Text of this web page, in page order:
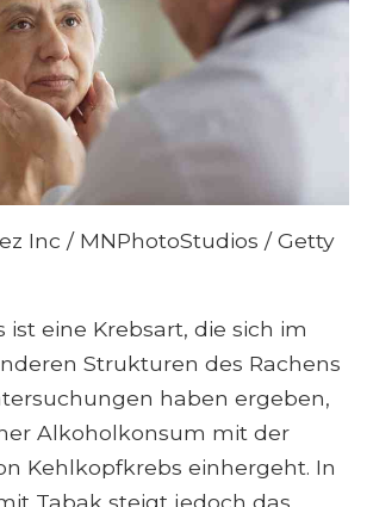
Inc / MNPhotoStudios / Getty
ist eine Krebsart, die sich im
Strukturen des Rachens
haben ergeben,
Alkoholkonsum mit der
Kehlkopfkrebs einhergeht. In
Tabak steigt jedoch das